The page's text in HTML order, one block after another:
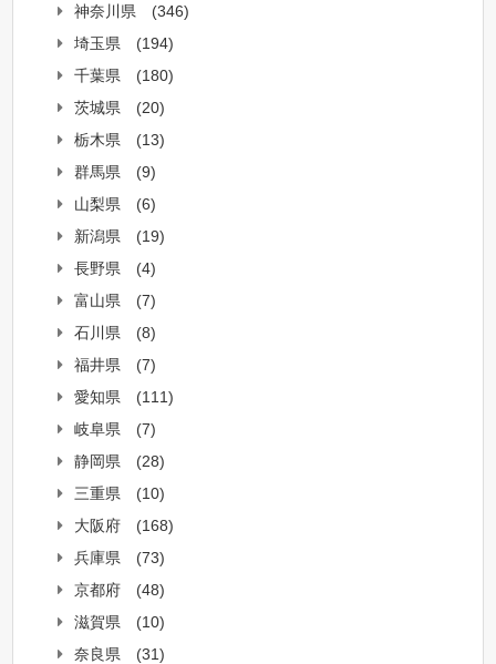
神奈川県
(346)
埼玉県
(194)
千葉県
(180)
茨城県
(20)
栃木県
(13)
群馬県
(9)
山梨県
(6)
新潟県
(19)
長野県
(4)
富山県
(7)
石川県
(8)
福井県
(7)
愛知県
(111)
岐阜県
(7)
静岡県
(28)
三重県
(10)
大阪府
(168)
兵庫県
(73)
京都府
(48)
滋賀県
(10)
奈良県
(31)